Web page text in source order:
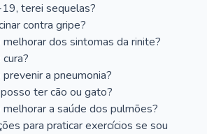
terei sequelas?
contra gripe?
dos sintomas da rinite?
a pneumonia?
ter cão ou gato?
a saúde dos pulmões?
para praticar exercícios se sou